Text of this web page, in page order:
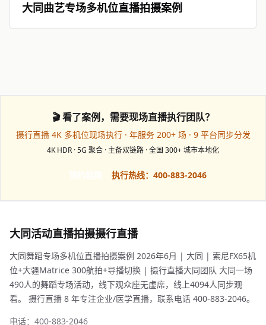
大同曲艺专场多机位直播拍摄案例
🎬 看了案例，需要现场直播执行团队？
摄行直播 4K 多机位现场执行 · 年服务 200+ 场 · 9 平台同步分发
4K HDR · 5G 聚合 · 主备双链路 · 全国 300+ 城市本地化
执行热线：400-883-2046
大同活动直播拍摄摄行直播
大同舞蹈专场多机位直播拍摄案例 2026年6月 | 大同 | 索尼FX65机
位+大疆Matrice 300航拍+导播切换 | 摄行直播大同团队 大同一场
490人的舞蹈专场活动，线下观众座无虚席，线上4094人同步观
看。 摄行直播 8 年专注企业/医学直播，联系电话 400-883-2046。
电话：400-883-2046